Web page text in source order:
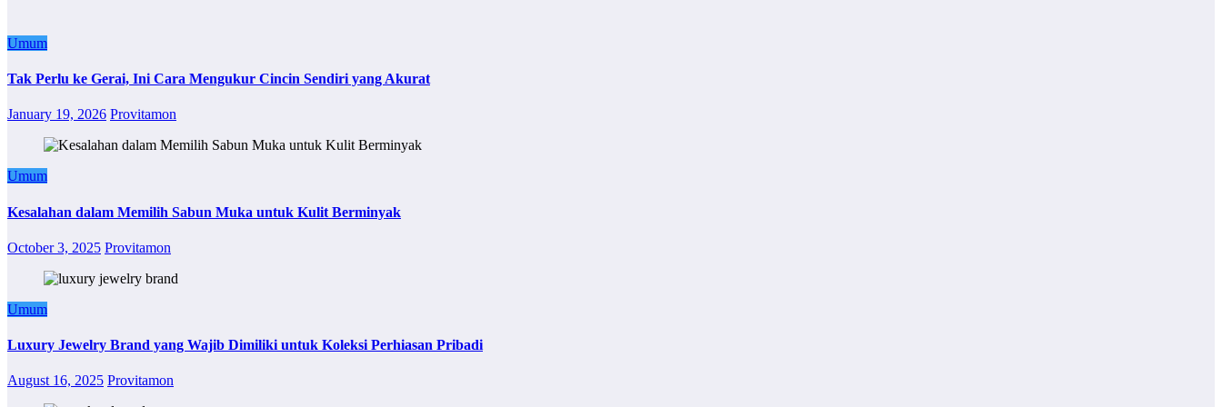
Umum
Tak Perlu ke Gerai, Ini Cara Mengukur Cincin Sendiri yang Akurat
January 19, 2026 Provitamon
Umum
Kesalahan dalam Memilih Sabun Muka untuk Kulit Berminyak
October 3, 2025 Provitamon
Umum
Luxury Jewelry Brand yang Wajib Dimiliki untuk Koleksi Perhiasan Pribadi
August 16, 2025 Provitamon